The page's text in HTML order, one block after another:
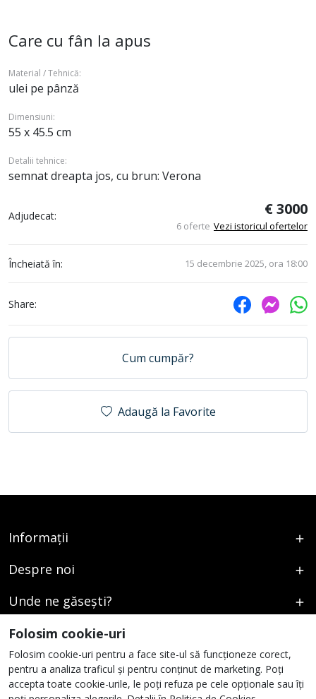
Care cu fân la apus
Material / Tehnică:
ulei pe pânză
Dimensiuni:
55 x 45.5 cm
Detalii tehnice:
semnat dreapta jos, cu brun: Verona
Adjudecat: € 3000
6 oferte Vezi istoricul ofertelor
Încheiată în: 15 decembrie 2025, ora 18:00
Share:
Cum cumpăr?
Adaugă la Favorite
Informații
Despre noi
Unde ne găsești?
Urmați-ne
Folosim cookie-uri
Folosim cookie-uri pentru a face site-ul să funcționeze corect,
pentru a analiza traficul și pentru conținut de marketing. Poți
accepta toate cookie-urile, le poți refuza pe cele opționale sau îți